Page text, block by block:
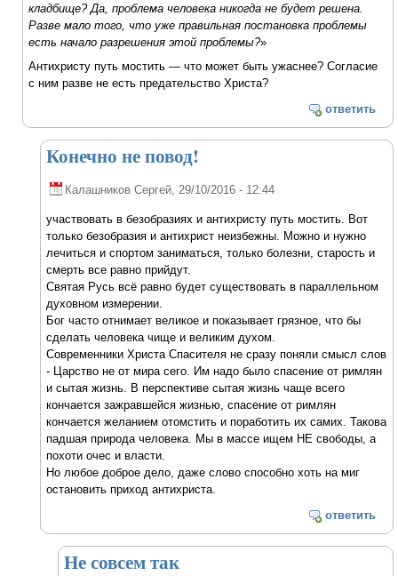
кладбище? Да, проблема человека никогда не будет решена.
Разве мало того, что уже правильная постановка проблемы
есть начало разрешения этой проблемы?»
Антихристу путь мостить — что может быть ужаснее? Согласие
с ним разве не есть предательство Христа?
ответить
Конечно не повод!
Калашников Сергей, 29/10/2016 - 12:44
участвовать в безобразиях и антихристу путь мостить. Вот
только безобразия и антихрист неизбежны. Можно и нужно
лечиться и спортом заниматься, только болезни, старость и
смерть все равно прийдут.
Святая Русь всё равно будет существовать в параллельном
духовном измерении.
Бог часто отнимает великое и показывает грязное, что бы
сделать человека чище и великим духом.
Современники Христа Спасителя не сразу поняли смысл слов
- Царство не от мира сего. Им надо было спасение от римлян
и сытая жизнь. В перспективе сытая жизнь чаще всего
кончается зажравшейся жизнью, спасение от римлян
кончается желанием отомстить и поработить их самих. Такова
падшая природа человека. Мы в массе ищем НЕ свободы, а
похоти очес и власти.
Но любое доброе дело, даже слово способно хоть на миг
остановить приход антихриста.
ответить
Не совсем так